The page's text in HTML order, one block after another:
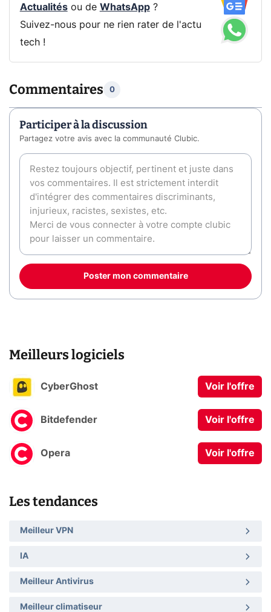
Actualitésou de WhatsApp?
Suivez-nous pour ne rien rater de l'actu
tech !
Commentaires 0
Participer à la discussion
Partagez votre avis avec la communauté Clubic.
Poster mon commentaire
Meilleurs logiciels
CyberGhost Voir l'offre
Bitdefender Voir l'offre
Opera Voir l'offre
Les tendances
Meilleur VPN
IA
Meilleur Antivirus
Meilleur climatiseur